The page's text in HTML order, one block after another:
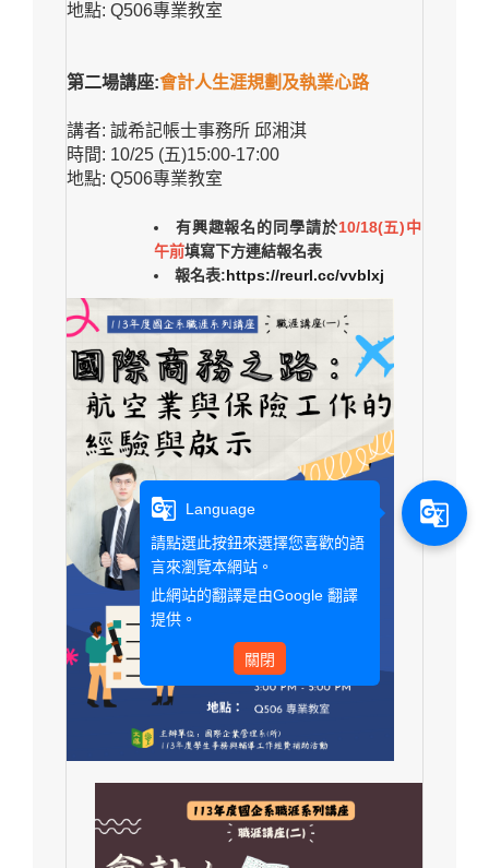
地點: Q506專業教室
第二場講座:會計人生涯規劃及執業心路
講者: 誠希記帳士事務所 邱湘淇
時間: 10/25 (五)15:00-17:00
地點: Q506專業教室
有興趣報名的同學請於10/18(五)中
午前填寫下方連結報名表
報名表:https://reurl.cc/vvblxj
g_translate
Language
請點選此按鈕來選擇您喜歡的語
言來瀏覽本網站。
此網站的翻譯是由Google 翻譯
提供。
關閉
g_translate